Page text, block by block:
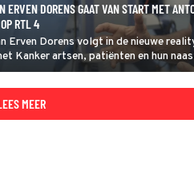
ERVEN DORENS GAAT VAN START MET
RTL 4
Erven Dorens volgt in de nieuwe
Kanker artsen, patiënten en hun
hoop en bewondert de toewijding
MEER